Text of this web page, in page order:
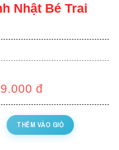
Nhật Bé Trai
đ
THÊM VÀO GIỎ